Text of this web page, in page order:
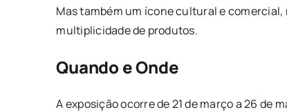
Mas também um ícone cultural e
multiplicidade de produtos.
Quando e Onde
A exposição ocorre de 21 de março a 26 de